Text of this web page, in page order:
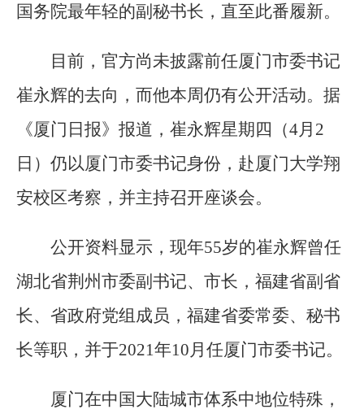
国务院最年轻的副秘书长，直至此番履新。
目前，官方尚未披露前任厦门市委书记
崔永辉的去向，而他本周仍有公开活动。据
《厦门日报》报道，崔永辉星期四（4月2
日）仍以厦门市委书记身份，赴厦门大学翔
安校区考察，并主持召开座谈会。
公开资料显示，现年55岁的崔永辉曾任
湖北省荆州市委副书记、市长，福建省副省
长、省政府党组成员，福建省委常委、秘书
长等职，并于2021年10月任厦门市委书记。
厦门在中国大陆城市体系中地位特殊，